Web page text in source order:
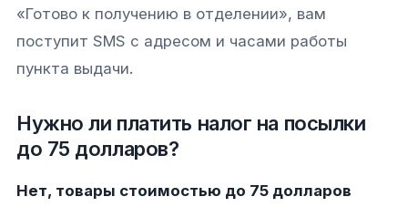
«Готово к получению в отделении», вам
поступит SMS с адресом и часами работы
пункта выдачи.
Нужно ли платить налог на посылки
до 75 долларов?
Нет, товары стоимостью до 75 долларов